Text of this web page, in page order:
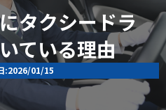
タクシードラ
ている理由
:2026/01/15